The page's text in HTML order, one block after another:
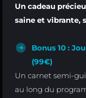
Un cadeau
saine et vibrante,
Bonus 10 :
(99€)
Un carnet semi-
au long du